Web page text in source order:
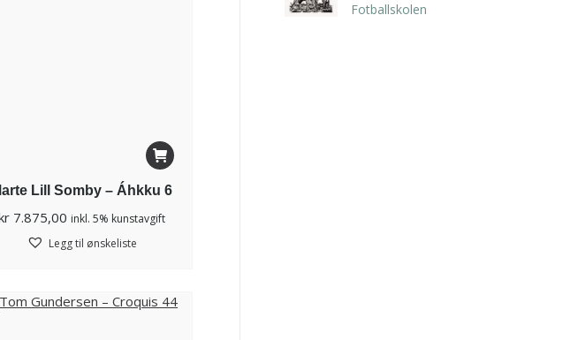
Lill Somby – Áhkku 6
7.875,00 inkl. 5% kunstavgift
Legg til ønskeliste
Fotballskolen